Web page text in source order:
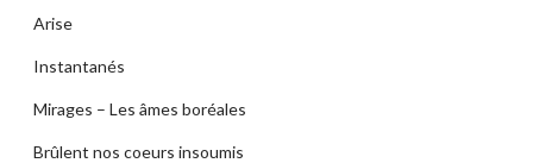
Arise
Instantanés
Mirages – Les âmes boréales
Brûlent nos coeurs insoumis